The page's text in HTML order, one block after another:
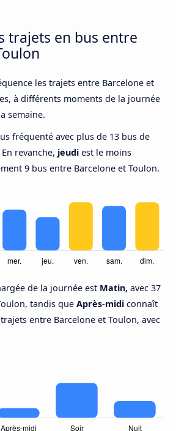
trajets en bus entre
les trajets entre Barcelone et
à différents moments de la journée
semaine.
fréquenté avec plus de 13 bus de
revanche, jeudi est le moins
9 bus entre Barcelone et Toulon.
de la journée est Matin, avec 37
tandis que Après-midi connaît
entre Barcelone et Toulon, avec